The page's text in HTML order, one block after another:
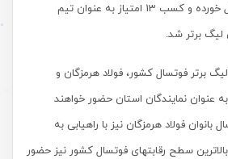
تساوی، 18 گل زده و 14 گل خورده و کسب 13 امتیاز به عنوان تیم
برتر شد.
برتر فوتسال کشور، فولاد هرمزگان و
عنوان نمایندگان استان حضور خواهند
فولاد هرمزگان نیز با راهیابی به
سطح رقابتهای فوتسال کشور نیز حضور